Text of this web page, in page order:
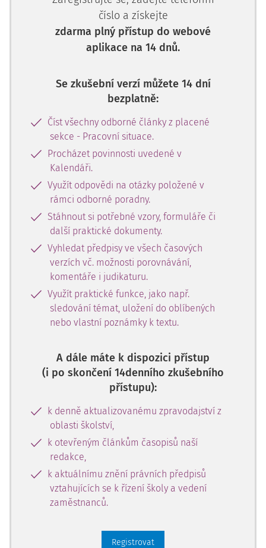
číslo a získejte
zdarma plný přístup do webové
aplikace na 14 dnů.
Se zkušební verzí můžete 14 dní
bezplatně:
Číst všechny odborné články z placené
sekce - Pracovní situace.
Procházet povinnosti uvedené v
Kalendáři.
Využít odpovědi na otázky položené v
rámci odborné poradny.
Stáhnout si potřebné vzory, formuláře či
další praktické dokumenty.
Vyhledat předpisy ve všech časových
verzích vč. možnosti porovnávání,
komentáře i judikaturu.
Využít praktické funkce, jako např.
sledování témat, uložení do oblíbených
nebo vlastní poznámky k textu.
A dále máte k dispozici přístup
(i po skončení 14denního zkušebního
přístupu):
k denně aktualizovanému zpravodajství z
oblasti školství,
k otevřeným článkům časopisů naší
redakce,
k aktuálnímu znění právních předpisů
vztahujících se k řízení školy a vedení
zaměstnanců.
Registrovat